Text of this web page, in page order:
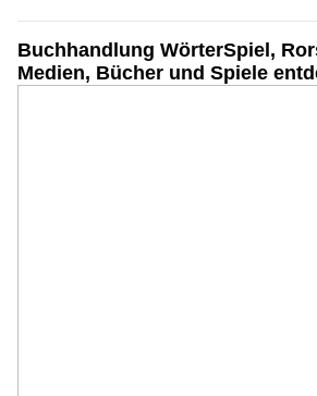
Buchhandlung WörterSpiel,
Medien, Bücher und Spiele